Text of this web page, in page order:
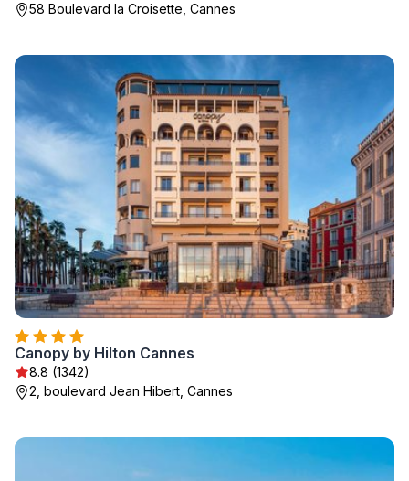
58 Boulevard la Croisette, Cannes
Canopy by Hilton Cannes
8.8 (1342)
2, boulevard Jean Hibert, Cannes